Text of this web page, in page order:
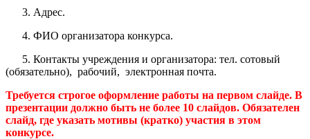
3. Адрес.
4. ФИО организатора конкурса.
5. Контакты учреждения и организатора: тел. сотовый
(обязательно), рабочий, электронная почта.
Требуется строгое оформление работы на первом слайде. В
презентации должно быть не более 10 слайдов. Обязателен
слайд, где указать мотивы (кратко) участия в этом
конкурсе.